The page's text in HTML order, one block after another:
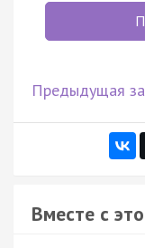
Предыдущая
Вместе с